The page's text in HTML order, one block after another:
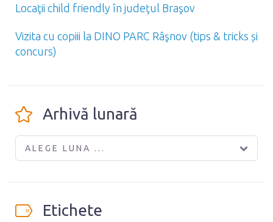
Locaţii child friendly în judeţul Braşov
Vizita cu copiii la DINO PARC Râşnov (tips & tricks și
concurs)
Arhivă lunară
ALEGE LUNA ...
Etichete